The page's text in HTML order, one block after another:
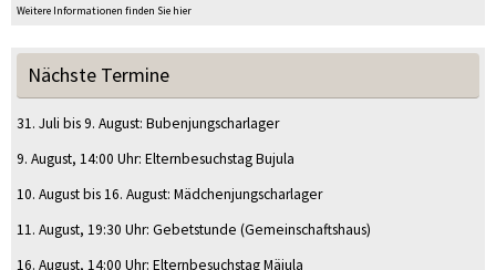
Weitere Informationen finden Sie hier
Nächste Termine
31. Juli bis9. August: Bubenjungscharlager
9. August, 14:00 Uhr: Elternbesuchstag Bujula
10. Augustbis16. August: Mädchenjungscharlager
11. August, 19:30 Uhr: Gebetstunde (Gemeinschaftshaus)
16. August, 14:00 Uhr: Elternbesuchstag Mäjula